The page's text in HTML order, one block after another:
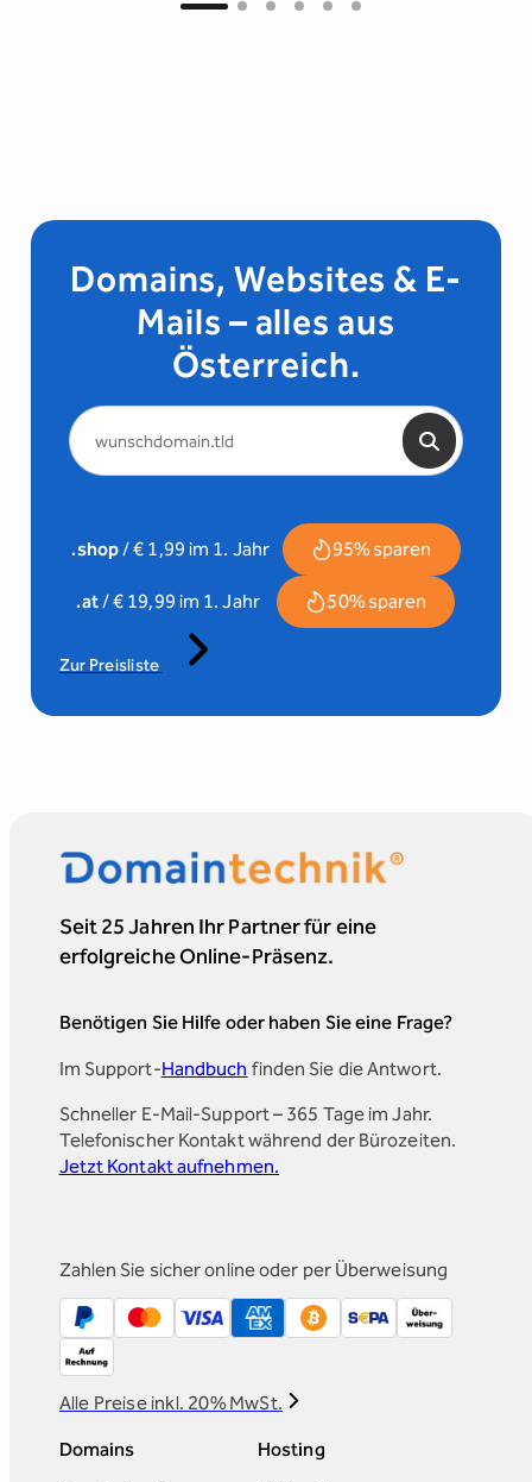
Domains, Websites & E-
Mails – alles aus
Österreich.
.shop/ € 1,99 im 1. Jahr 95% sparen
.at/ € 19,99 im 1. Jahr 50% sparen
Zur Preisliste
Seit 25 Jahren Ihr Partner für eine
erfolgreiche Online-Präsenz.
Benötigen Sie Hilfe oder haben Sie eine Frage?
Im Support-Handbuch finden Sie die Antwort.
Schneller E-Mail-Support – 365 Tage im Jahr.
Telefonischer Kontakt während der Bürozeiten.
Jetzt Kontakt aufnehmen.
Zahlen Sie sicher online oder per Überweisung
Alle Preise inkl. 20% MwSt.
Domains Hosting